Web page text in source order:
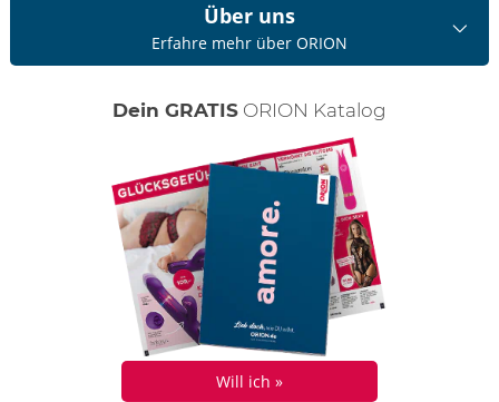
Über uns
Erfahre mehr über ORION
Dein GRATIS ORION Katalog
Will ich »